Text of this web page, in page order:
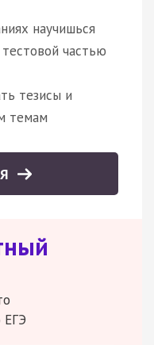
научишься
частью
тезисы и
темам
ЕГЭ